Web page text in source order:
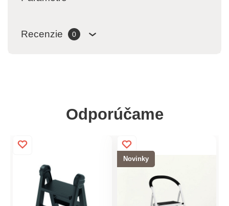
Recenzie 0
Odporúčame
Novinky